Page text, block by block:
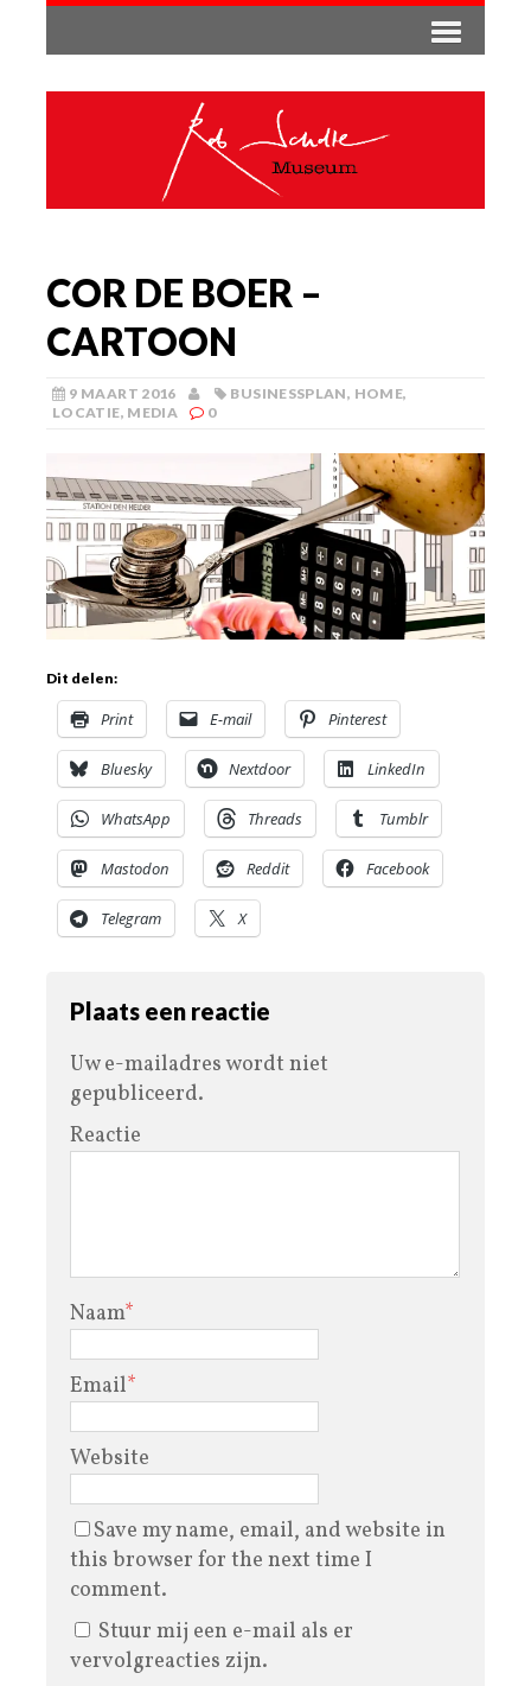
COR DE BOER –
CARTOON
9 MAART 2016 BUSINESSPLAN, HOME,
LOCATIE, MEDIA 0
Dit delen:
Print E-mail Pinterest
Bluesky Nextdoor LinkedIn
WhatsApp Threads Tumblr
Mastodon Reddit Facebook
Telegram X
Plaats een reactie
Uw e-mailadres wordt niet
gepubliceerd.
Reactie
Naam*
Email*
Website
Save my name, email, and website in
this browser for the next time I
comment.
Stuur mij een e-mail als er
vervolgreacties zijn.